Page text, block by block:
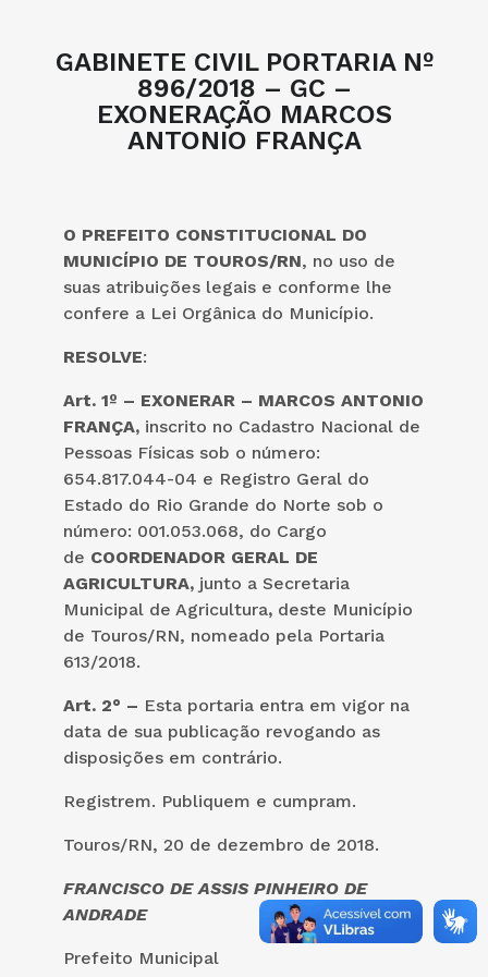
GABINETE CIVIL PORTARIA Nº
896/2018 – GC –
EXONERAÇÃO MARCOS
ANTONIO FRANÇA
O PREFEITO CONSTITUCIONAL DO
MUNICÍPIO DE TOUROS/RN, no uso de
suas atribuições legais e conforme lhe
confere a Lei Orgânica do Município.
RESOLVE:
Art. 1º – EXONERAR – MARCOS ANTONIO
FRANÇA, inscrito no Cadastro Nacional de
Pessoas Físicas sob o número:
654.817.044-04 e Registro Geral do
Estado do Rio Grande do Norte sob o
número: 001.053.068, do Cargo
de COORDENADOR GERAL DE
AGRICULTURA, junto a Secretaria
Municipal de Agricultura, deste Município
de Touros/RN, nomeado pela Portaria
613/2018.
Art. 2° – Esta portaria entra em vigor na
data de sua publicação revogando as
disposições em contrário.
Registrem. Publiquem e cumpram.
Touros/RN, 20 de dezembro de 2018.
FRANCISCO DE ASSIS PINHEIRO DE
ANDRADE
Prefeito Municipal